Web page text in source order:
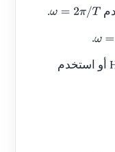
ω =2 π/T
.
ω =2
.
إذا أعطاك rpm، حول أولًا إلى Hz أو استخدم